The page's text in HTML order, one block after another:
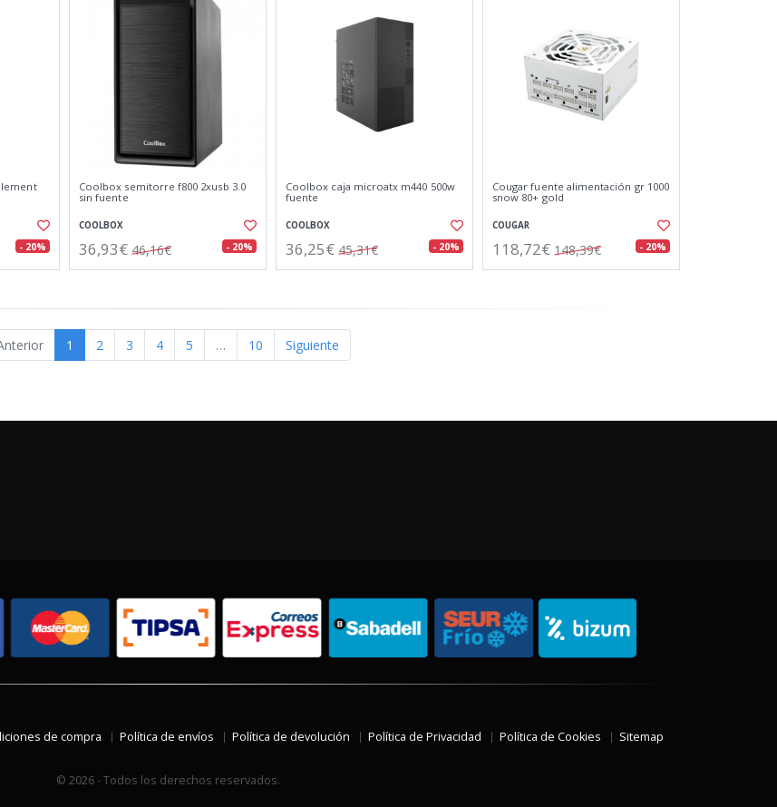
- 20%
Coolbox semitorre f800 2xusb 3.0
sin fuente
COOLBOX
36,93€ 46,16€ - 20%
Coolbox caja microatx m440 500w
fuente
COOLBOX
36,25€ 45,31€ - 20%
Cougar fuente alimentación gr 1000
snow 80+ gold
COUGAR
118,72€ 148,39€ - 20%
1 2 3 4 5 … 10 Siguiente
de compra Política de envíos Política de devolución Política de Privacidad Política de Cookies Sitemap
© 2026 - Todos los derechos reservados.